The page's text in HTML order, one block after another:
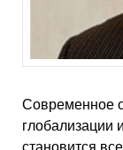
Современное
глобализации